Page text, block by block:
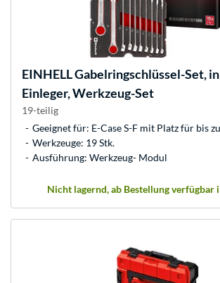
EINHELLGabelringschlüssel-Set, in
Einleger, Werkzeug-Set
19-teilig
Geeignet für: E-Case S-F mit Platz für bis
Werkzeuge: 19 Stk.
Ausführung: Werkzeug- Modul
Nicht lagernd, ab Bestellung verfügbar